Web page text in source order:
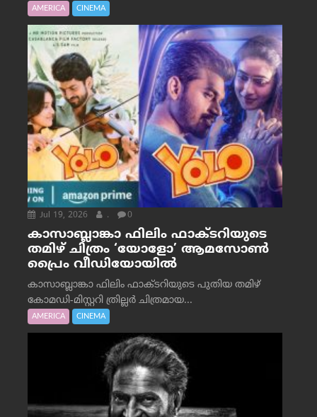
AMERICA CINEMA
Jul 19, 2026 . 0
കാസാബ്ലാങ്കാ ഫിലിം ഫാക്ടറിയുടെ
തമിഴ് ചിത്രം ‘യോളോ’ ആമസോൺ
പ്രൈം വീഡിയോയിൽ
കാസാബ്ലാങ്കാ ഫിലിം ഫാക്ടറിയുടെ പുതിയ തമിഴ്
കോമഡി-മിസ്റ്ററി ത്രില്ലർ ചിത്രമായ...
AMERICA CINEMA